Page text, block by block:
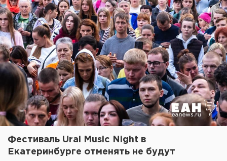
Фестиваль Ural Music Night в
Екатеринбурге отменять не будут